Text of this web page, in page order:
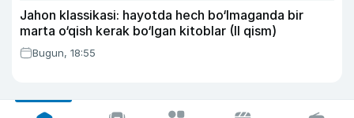
Jahon klassikasi: hayotda hech bo‘lmaganda bir
marta o‘qish kerak bo‘lgan kitoblar (II qism)
Bugun, 18:55